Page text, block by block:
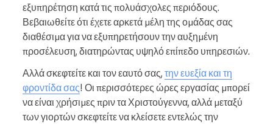
εξυπηρέτηση κατά τις πολυάσχολες περιόδους.
Βεβαιωθείτε ότι έχετε αρκετά μέλη της ομάδας σας
διαθέσιμα για να εξυπηρετήσουν την αυξημένη
προσέλευση, διατηρώντας υψηλό επίπεδο υπηρεσιών.
Αλλά σκεφτείτε και τον εαυτό σας, την ευεξία και τη
φροντίδα σας! Οι περισσότερες ώρες εργασίας μπορεί
να είναι χρήσιμες πριν τα Χριστούγεννα, αλλά μεταξύ
των γιορτών σκεφτείτε να κλείσετε εντελώς την